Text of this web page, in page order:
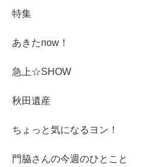
特集
あきたnow！
急上☆SHOW
秋田遺産
ちょっと気になるヨン！
門脇さんの今週のひとこと